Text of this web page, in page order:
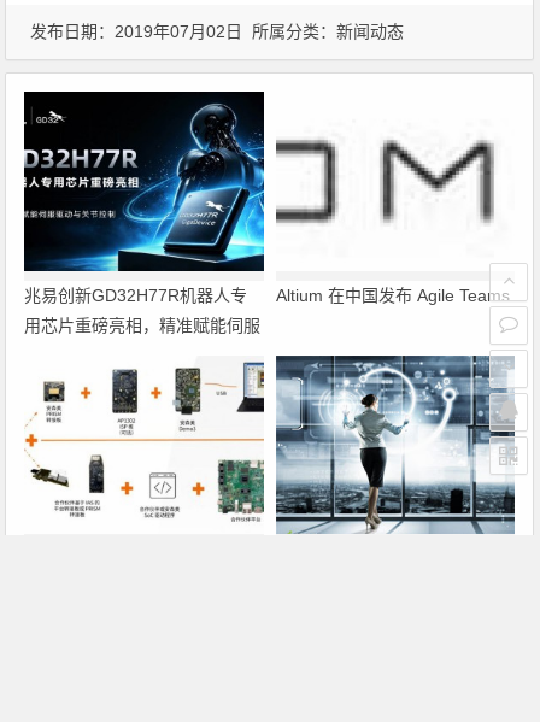
发布日期：2019年07月02日 所属分类：新闻动态
兆易创新GD32H77R机器人专
用芯片重磅亮相，精准赋能伺服
Altium 在中国发布 Agile Teams